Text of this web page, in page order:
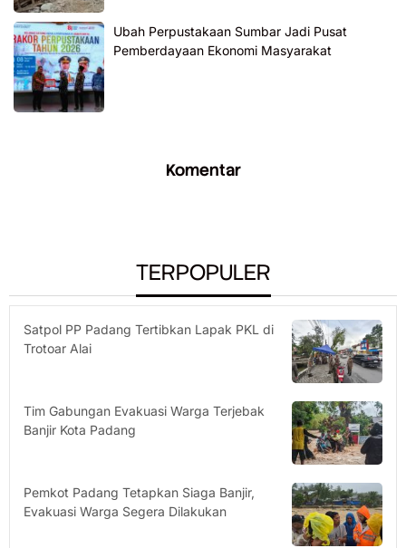
Ubah Perpustakaan Sumbar Jadi Pusat
Pemberdayaan Ekonomi Masyarakat
Komentar
TERPOPULER
Satpol PP Padang Tertibkan Lapak PKL di
Trotoar Alai
Tim Gabungan Evakuasi Warga Terjebak
Banjir Kota Padang
Pemkot Padang Tetapkan Siaga Banjir,
Evakuasi Warga Segera Dilakukan